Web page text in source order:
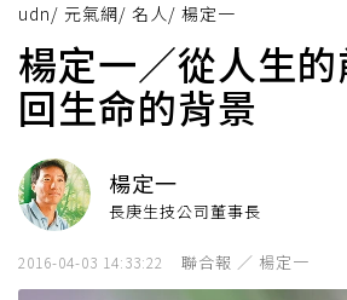
udn/ 元氣網/ 名人/ 楊定一
楊定一／從人生
回生命的背景
楊定一
長庚生技公司董事長
2016-04-03 14:33:22 聯合報 ／ 楊定一